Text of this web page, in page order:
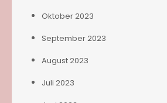
Oktober 2023
September 2023
August 2023
Juli 2023